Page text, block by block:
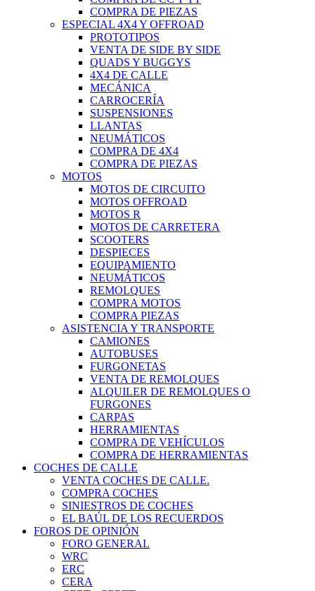
COMPRA DE PIEZAS
ESPECIAL 4X4 Y OFFROAD
PROTOTIPOS
VENTA DE SIDE BY SIDE
QUADS Y BUGGYS
4X4 DE CALLE
MECÁNICA
CARROCERÍA
SUSPENSIONES
LLANTAS
NEUMÁTICOS
COMPRA DE 4X4
COMPRA DE PIEZAS
MOTOS
MOTOS DE CIRCUITO
MOTOS OFFROAD
MOTOS R
MOTOS DE CARRETERA
SCOOTERS
DESPIECES
EQUIPAMIENTO
NEUMÁTICOS
REMOLQUES
COMPRA MOTOS
COMPRA PIEZAS
ASISTENCIA Y TRANSPORTE
CAMIONES
AUTOBUSES
FURGONETAS
VENTA DE REMOLQUES
ALQUILER DE REMOLQUES O
FURGONES
CARPAS
HERRAMIENTAS
COMPRA DE VEHÍCULOS
COMPRA DE HERRAMIENTAS
COCHES DE CALLE
VENTA COCHES DE CALLE.
COMPRA COCHES
SINIESTROS DE COCHES
EL BAÚL DE LOS RECUERDOS
FOROS DE OPINIÓN
FORO GENERAL
WRC
ERC
CERA